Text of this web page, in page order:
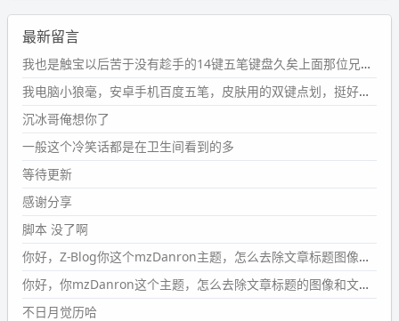
wdssmq
2024-09-23 21:00:49
#PubWord要不我每年汇总整理一次？？碎雨集_沉冰浮水_
第1页https://www.wdssmq.com/tag/%E7%A2%8E%E9%9
B%A8%E9%9B%86/
wdssmq
2024-09-23 20:58:40
#PubWord
条嘟？？？？
wdssmq
2024-09-15 10:32:07
#PubWordVSCode 内 git 操作卡住的时候没办法主动取消
一直是个痛点，一般都是推送或拉取，今天连提交都卡
了。。
最新留言
我也是触宝以后苦于没有趁手的14键五笔键盘久矣上面那位兄台用的百度双键点划布局我也用过很久，那个皮肤做得很粗糙，个别键位的触发区域是错位的，快速打字时很容易出错，修改它的皮肤文件校正后勉强能用，但早年出的皮肤分辨率太低，实在谈不上美观。百度小米定制版的商店里有一个"小黑板"皮肤还不错(百度官方输入法商店里没有)，但那个风格我不喜欢这两天找到了一个叫"森林集"的公众号，开发了海量的皮肤，很多都有14键版本，付费但很便宜，几块钱，终于有自己满意的输入法了搜了一下，这个工作室还是百度的官方合作伙伴，不知道为什么14键作品都不在官方商店上架，难道是百度官方在刻意放弃14键？
我电脑小狼毫，安卓手机百度五笔，皮肤用的双键点划，挺好的。
沉冰哥俺想你了
一般这个冷笑话都是在卫生间看到的多
等待更新
感谢分享
脚本 没了啊
你好，Z-Blog你这个mzDanron主题，怎么去除文章标题图像和文章摘要，仅显示标题，感谢回复！
你好，你mzDanron这个主题，怎么去除文章标题的图像和文章摘要！仅显示标题，感谢回复解决！
不日月觉历哈